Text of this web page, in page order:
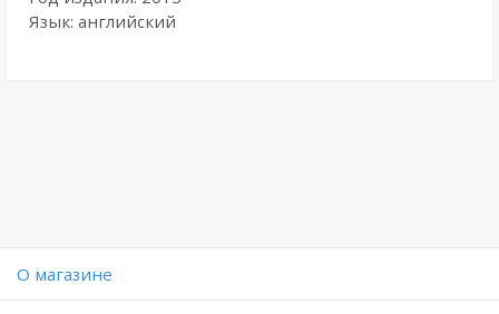
Язык: английский
O магазине